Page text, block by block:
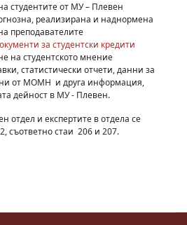
студентите от МУ – Плевен
реализирана и наднормена
преподавателите
за студентски кредити
на студентското мнение
статистически отчети, данни за
от МОМН и друга информация,
дейност в МУ - Плевен.
отдел и експертите в отдела се
съответно стаи 206 и 207.